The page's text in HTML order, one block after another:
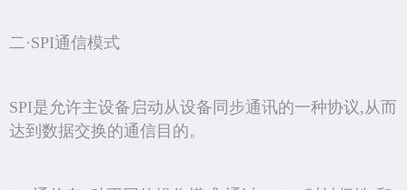
二·SPI通信模式
SPI是允许主设备启动从设备同步通讯的一种协议,从而
达到数据交换的通信目的。